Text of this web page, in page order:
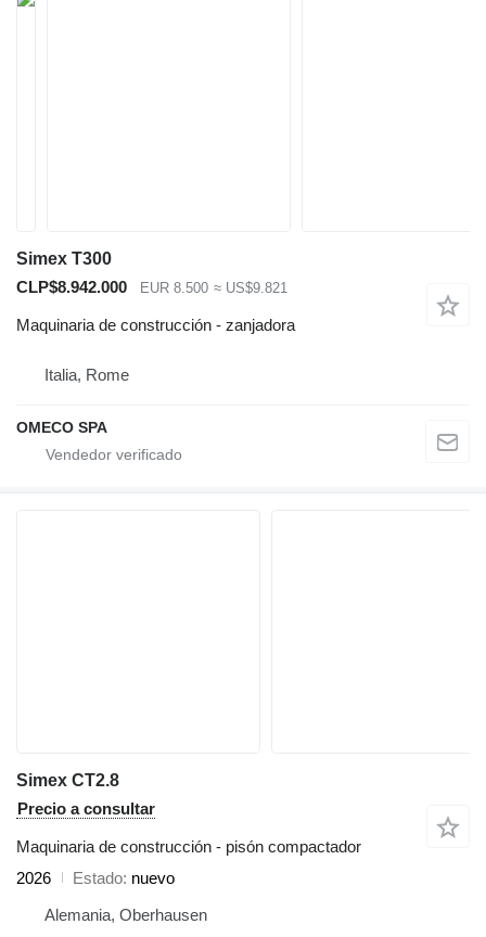
Simex T300
CLP$8.942.000
EUR 8.500 ≈ US$9.821
Maquinaria de construcción - zanjadora
Italia, Rome
OMECO SPA
Simex CT2.8
Precio a consultar
Maquinaria de construcción - pisón compactador
2026
Estado nuevo
Alemania, Oberhausen